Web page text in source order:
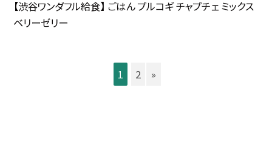
【渋谷ワンダフル給食】 ごはん プルコギ チャプチェ ミックス
ベリーゼリー
1 2 »